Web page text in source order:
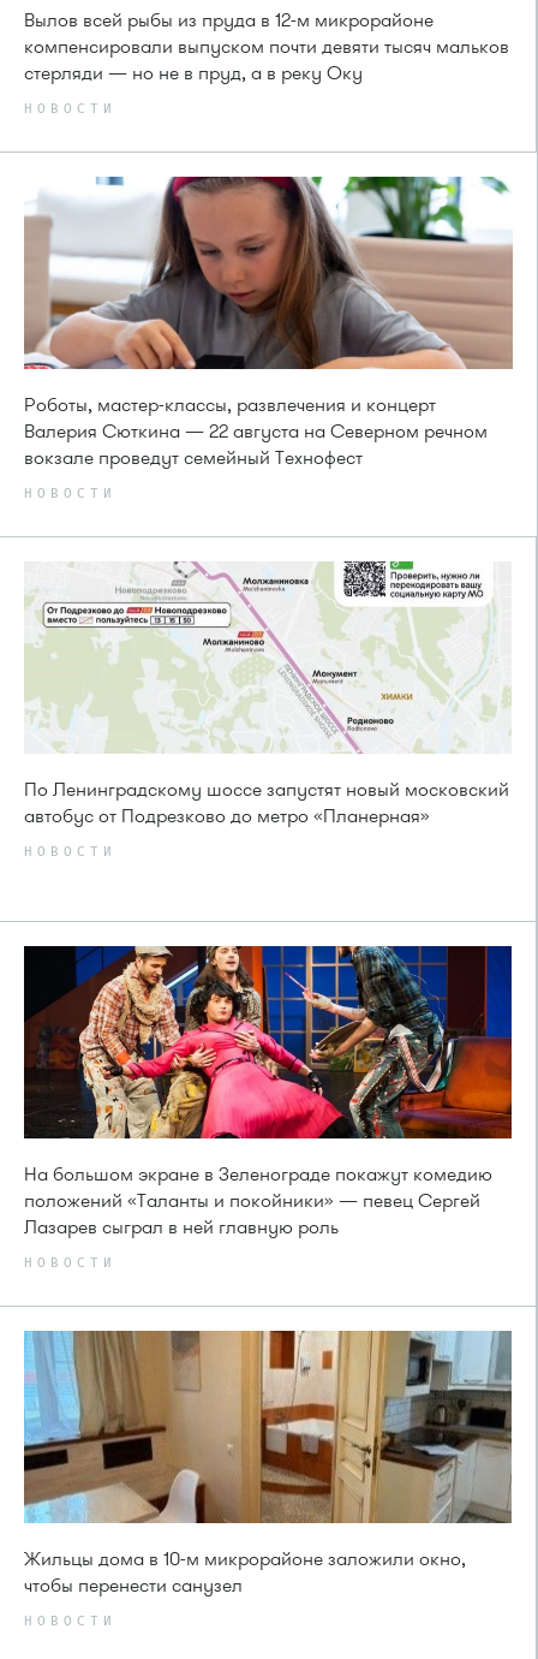
Вылов всей рыбы из пруда в 12-м микрорайоне
компенсировали выпуском почти девяти тысяч мальков
стерляди — но не в пруд, а в реку Оку
НОВОСТИ
Роботы, мастер-классы, развлечения и концерт
Валерия Сюткина — 22 августа на Северном речном
вокзале проведут семейный Технофест
НОВОСТИ
По Ленинградскому шоссе запустят новый московский
автобус от Подрезково до метро «Планерная»
НОВОСТИ
На большом экране в Зеленограде покажут комедию
положений «Таланты и покойники» — певец Сергей
Лазарев сыграл в ней главную роль
НОВОСТИ
Жильцы дома в 10-м микрорайоне заложили окно,
чтобы перенести санузел
НОВОСТИ